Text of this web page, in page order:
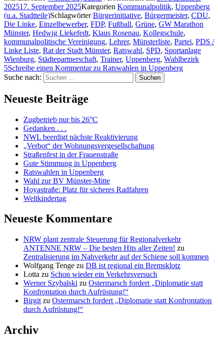
202517. September 2025Kategorien Kommunalpolitik, Uppenberg
(u.a. Stadtteile)SchlagwörterBürgerinitiative, Bürgermeister, CDU,
Die Linke, Einzelbewerber, FDP, Fußball, Grüne, GW Marathon
Münster, Hedwig Liekefedt, Klaus Rosenau, Kollegschule,
kommunalpolitische Vereinigung, Lehrer, Münsterliste, Partei, PDS /
Linke Liste, Rat der Stadt Münster, Ratswahl, SPD, Sportanlage
Wienburg, Städtepartnerschaft, Trainer, Uppenberg, Wahlbezirk
5Schreibe einen Kommentarzu Ratswahlen in Uppenberg
Suche nach:
Suchen
Neueste Beiträge
Zugbetrieb nur bis 26°C
Gedanken . . .
NWL beerdigt nächste Reaktivierung
„Verbot“ der Wohnungsvergesellschaftung
Straßenfest in der Frauenstraße
Gute Stimmung in Uppenberg
Ratswahlen in Uppenberg
Wahl zur BV Münster-Mitte
Hoyastraße: Platz für sicheres Radfahren
Weltkindertag
Neueste Kommentare
NRW plant zentrale Steuerung für Regionalverkehr
ANTENNE NRW – Die besten Hits aller Zeiten! zu
Zentralisierung im Nahverkehr auf der Schiene soll kommen
Wolfgang Tenge zu DB ist regional ein Bremsklotz
Lotta zu Schon wieder ein Verkehrsversuch
Werner Szybalski zu Ostermarsch fordert „Diplomatie statt
Konfrontation durch Aufrüstung!“
Birgit zu Ostermarsch fordert „Diplomatie statt Konfrontation
durch Aufrüstung!“
Archiv